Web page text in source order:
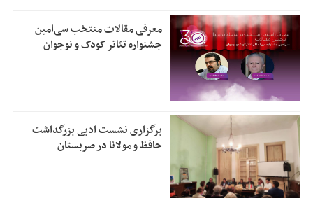
معرفی مقالات منتخب سی‌امین
جشنواره تئاتر کودک و نوجوان
برگزاری نشست ادبی بزرگداشت
حافظ و مولانا در صربستان